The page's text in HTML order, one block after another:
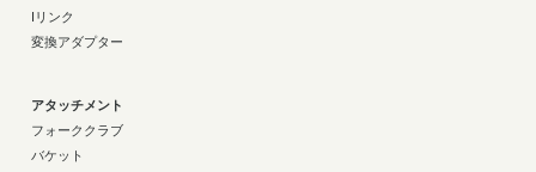
Iリンク
変換アダプター
アタッチメント
フォーククラブ
バケット